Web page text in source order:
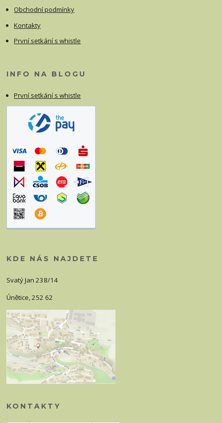
Obchodní podmínky
Kontakty
První setkání s whistle
INFO NA BLOGU
První setkání s whistle
KDE NÁS NAJDETE
Svatý Jan 238/14
Únětice, 252 62
KONTAKTY